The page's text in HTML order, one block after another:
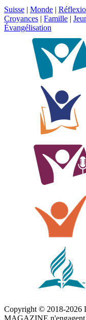
Suisse | Monde |
Croyances | Famille |
Évangélisation
Copyright © 2018-2026
MAGAZINE n'engagent